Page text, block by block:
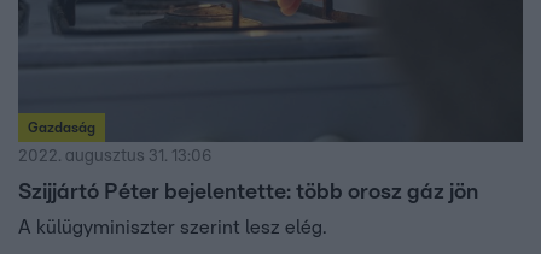
Gazdaság
2022. augusztus 31. 13:06
Szijjártó Péter bejelentette: több orosz gáz jön
A külügyminiszter szerint lesz elég.